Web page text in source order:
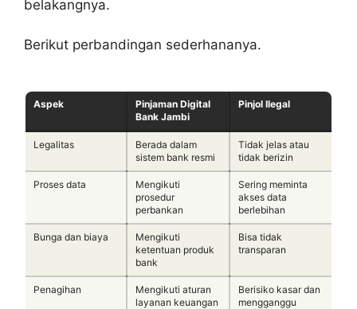
belakangnya.
Berikut perbandingan sederhananya.
Aspek
Pinjaman Digital
Bank Jambi
Pinjol Ilegal
Legalitas
Berada dalam
sistem bank resmi
Tidak jelas atau
tidak berizin
Proses data
Mengikuti
prosedur
perbankan
Sering meminta
akses data
berlebihan
Bunga dan biaya
Mengikuti
ketentuan produk
bank
Bisa tidak
transparan
Penagihan
Mengikuti aturan
layanan keuangan
Berisiko kasar dan
mengganggu